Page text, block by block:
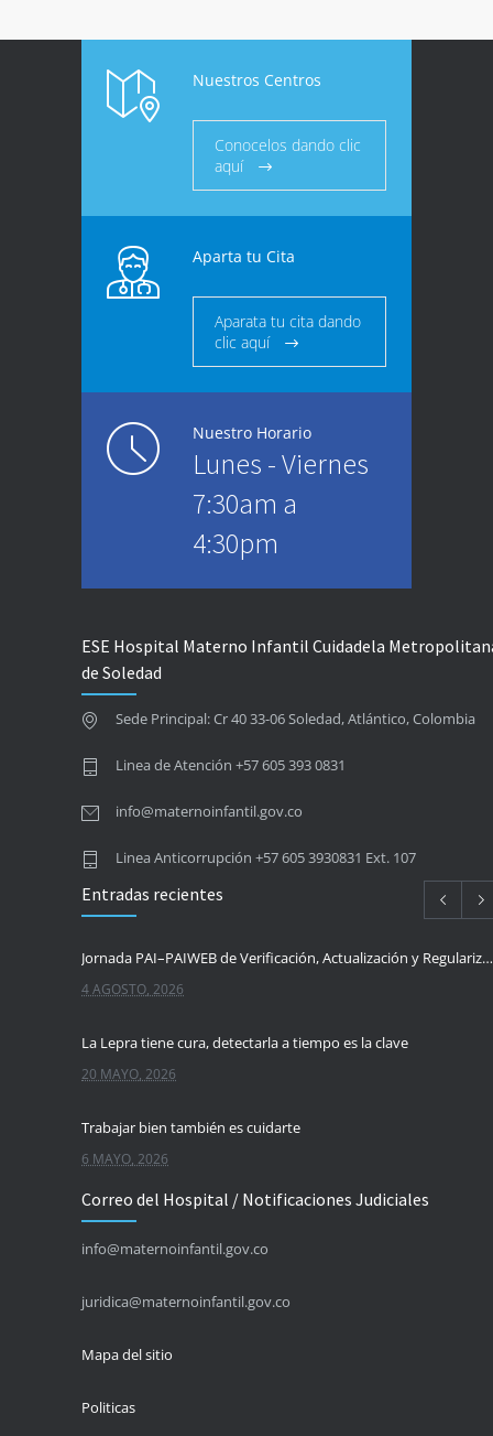
Nuestros Centros
Conocelos dando clic
aquí
Aparta tu Cita
Aparata tu cita dando
clic aquí
Nuestro Horario
Lunes - Viernes
7:30am a
4:30pm
ESE Hospital Materno Infantil Cuidadela
de Soledad
Sede Principal: Cr 40 33-06 Soledad, Atlántico, Colombia
Linea de Atención +57 605 393 0831
info@maternoinfantil.gov.co
Linea Anticorrupción +57 605 3930831 Ext. 107
Entradas recientes
Jornada PAI–PAIWEB de Verificación, Actualización y Regularización del Esquema de Vacunación
4 AGOSTO, 2026
La Lepra tiene cura, detectarla a tiempo es la clave
20 MAYO, 2026
Trabajar bien también es cuidarte
6 MAYO, 2026
5 MAYO, 2026
Evitar una picadura también es proteger tu salud
Correo del Hospital / Notificaciones Judiciales
info@maternoinfantil.gov.co
juridica@maternoinfantil.gov.co
Mapa del sitio
Politicas